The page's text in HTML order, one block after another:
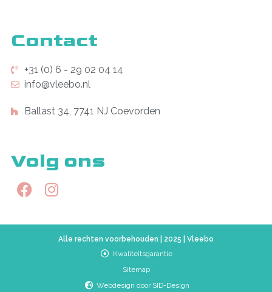
Contact
+31 (0) 6 - 29 02 04 14
info@vleebo.nl
Ballast 34, 7741 NJ Coevorden
Volg ons
Alle rechten voorbehouden | 2025 | Vleebo
Kwaliteitsgarantie
Sitemap
Webdesign door SID-Design